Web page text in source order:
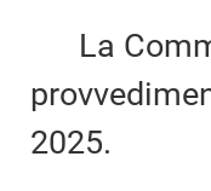
La
2025.